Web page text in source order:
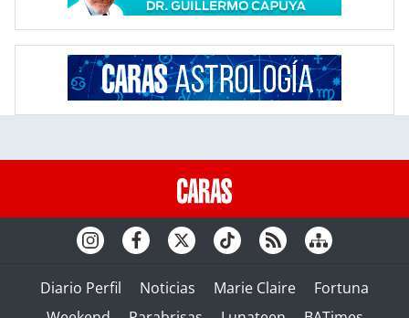
Diario Perfil Noticias Marie Claire
Fortuna